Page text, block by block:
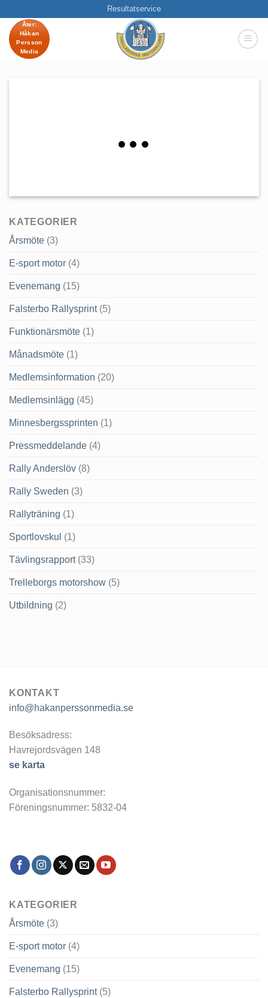
content
Resultatservice
Åter:
Håkan
Persson
Media
KATEGORIER
Årsmöte (3)
E-sport motor (4)
Evenemang (15)
Falsterbo Rallysprint(5)
Funktionärsmöte (1)
Månadsmöte (1)
Medlemsinformation (20)
Medlemsinlägg (45)
Minnesbergssprinten (1)
Pressmeddelande (4)
Rally Anderslöv (8)
Rally Sweden (3)
Rallyträning (1)
Sportlovskul (1)
Tävlingsrapport(33)
Trelleborgs motorshow (5)
Utbildning (2)
KONTAKT
info@hakanperssonmedia.se
Besöksadress:
Havrejordsvägen 148
se karta
Organisationsnummer:
Föreningsnummer: 5832-04
KATEGORIER
Årsmöte (3)
E-sport motor (4)
Evenemang (15)
Falsterbo Rallysprint(5)